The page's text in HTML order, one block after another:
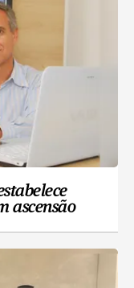
ascensão